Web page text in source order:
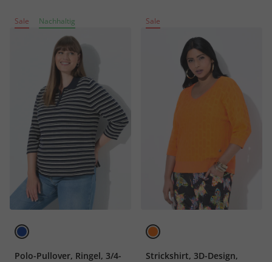
Sale Nachhaltig
Polo-Pullover, Ringel, 3/4-
Sale
Strickshirt, 3D-Design,